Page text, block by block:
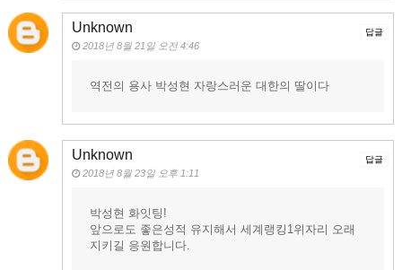
Unknown
2018년 8월 21일 오전 4:46
역전의 용사 박성현 자랑스러운 대한의 딸이다
답글
Unknown
2018년 8월 23일 오후 1:11
박성현 화잇팅!
앞으로도 좋은성적 유지해서 세계랭킹1위자리 오래
지키길 응원합니다.
답글